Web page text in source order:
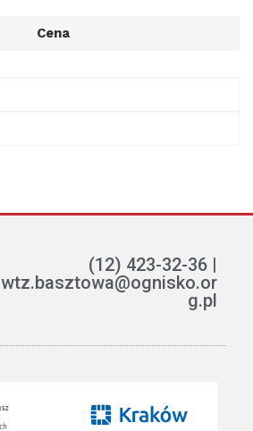
Cena
(12) 423-32-36 |
wtz.basztowa@ognisko.or
g.pl